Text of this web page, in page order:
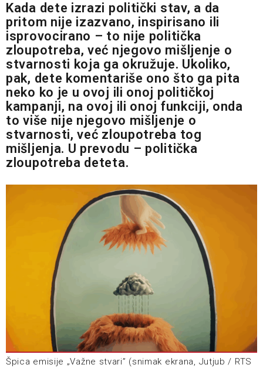
Kada dete izrazi politički stav, a da
pritom nije izazvano, inspirisano ili
isprovocirano – to nije politička
zloupotreba, već njegovo mišljenje o
stvarnosti koja ga okružuje. Ukoliko,
pak, dete komentariše ono što ga pita
neko ko je u ovoj ili onoj političkoj
kampanji, na ovoj ili onoj funkciji, onda
to više nije njegovo mišljenje o
stvarnosti, već zloupotreba tog
mišljenja. U prevodu – politička
zloupotreba deteta.
Špica emisije „Važne stvari” (snimak ekrana, Jutjub / RTS